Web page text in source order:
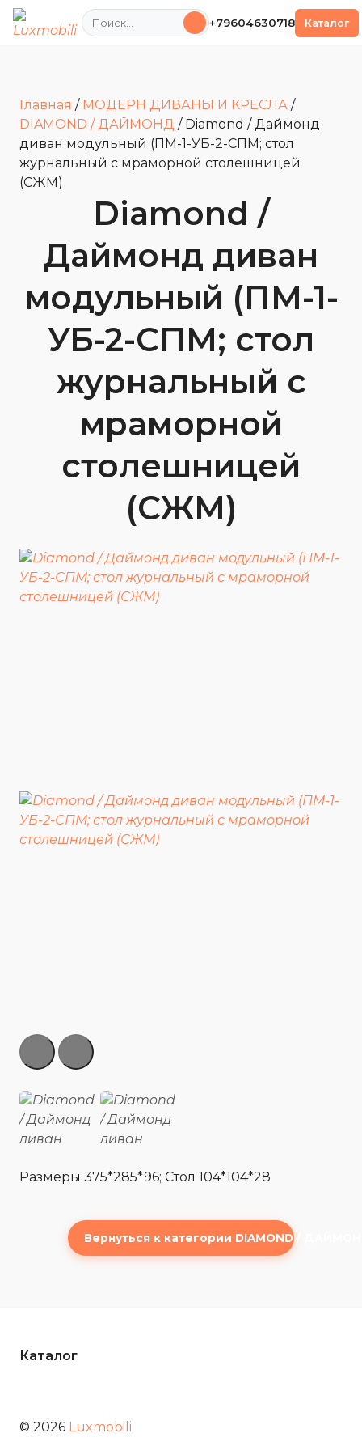
Поиск +79604630718 Каталог
Главная / МОДЕРН ДИВАНЫ И КРЕСЛА /
DIAMOND / ДАЙМОНД / Diamond / Даймонд
диван модульный (ПМ-1-УБ-2-СПМ; стол
журнальный с мраморной столешницей
(СЖМ)
Diamond /
Даймонд диван
модульный (ПМ-1-
УБ-2-СПМ; стол
журнальный с
мраморной
столешницей
(СЖМ)
Размеры 375*285*96; Стол 104*104*28
Вернуться к категории DIAMOND /
Каталог
© 2026 Luxmobili